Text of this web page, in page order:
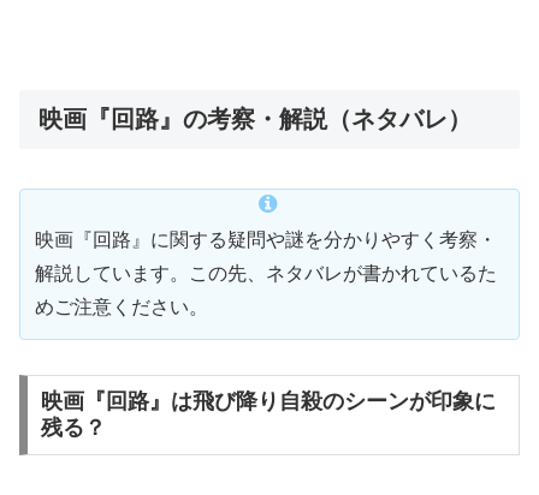
映画『回路』の考察・解説（ネタバレ）
映画『回路』に関する疑問や謎を分かりやすく考察・
解説しています。この先、ネタバレが書かれているた
めご注意ください。
映画『回路』は飛び降り自殺のシーンが印象に
残る？